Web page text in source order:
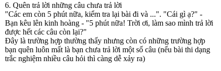
6. Quên trả lời những câu chưa trả lời
"Các em còn 5 phút nữa, kiểm tra lại bài đi và ...". "Cái gì ạ?" -
Bạn kêu lên kinh hoàng - "5 phút nữa! Trời ơi, làm sao mình trả lời
được hết các câu còn lại?"
Đây là trường hợp thường thấy nhưng còn có những trường hợp
bạn quên luôn mất là bạn chưa trả lời một số câu (nếu bài thi dạng
trắc nghiệm nhiều câu hỏi thì càng dễ xảy ra)